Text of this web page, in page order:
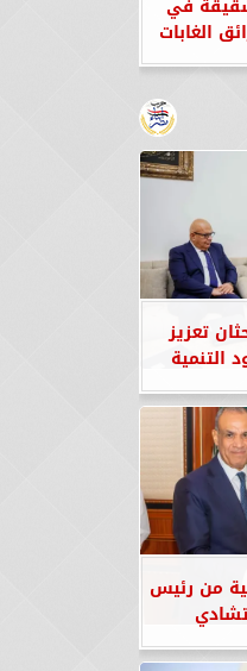
في
الغابات
تعزيز
التنمية
من رئيس